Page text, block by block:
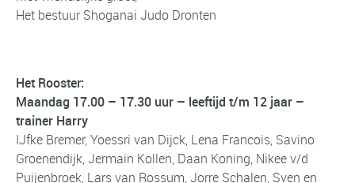
Het bestuur Shoganai Judo Dronten
Het Rooster:
Maandag 17.00 – 17.30 uur – leeftijd t/m 12 jaar –
trainer Harry
IJfke Bremer, Yoessri van Dijck, Lena Francois, Savino
Groenendijk, Jermain Kollen, Daan Koning, Nikee v/d
Puijenbroek, Lars van Rossum, Jorre Schalen, Sven en